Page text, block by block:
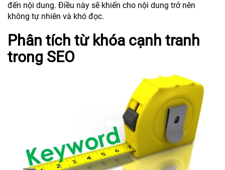
đến nội dung. Điều này sẽ khiến cho nội dung trở nên
không tự nhiên và khó đọc.
Phân tích từ khóa cạnh tranh
trong SEO